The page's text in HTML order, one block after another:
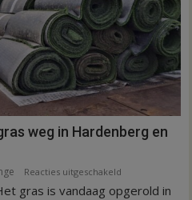
weg in Hardenberg en
Reacties uitgeschakeld
Binnen
gras is vandaag opgerold in